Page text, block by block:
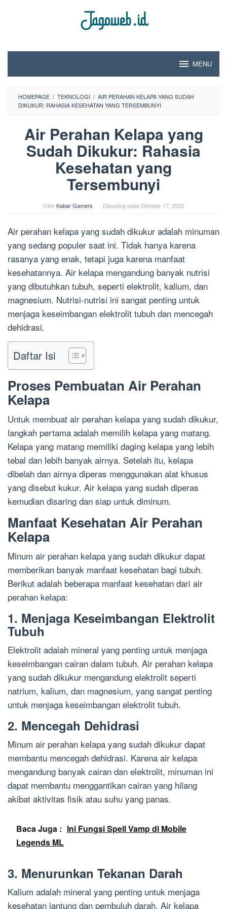
MENU
HOMEPAGE / TEKNOLOGI / AIR PERAHAN KELAPA YANG SUDAH
DIKUKUR: RAHASIA KESEHATAN YANG TERSEMBUNYI
Air Perahan Kelapa yang
Sudah Dikukur: Rahasia
Kesehatan yang
Tersembunyi
OlehKabar Gamers Diposting pada Oktober 17, 2023
Air perahan kelapa yang sudah dikukur adalah minuman
yang sedang populer saat ini. Tidak hanya karena
rasanya yang enak, tetapi juga karena manfaat
kesehatannya. Air kelapa mengandung banyak nutrisi
yang dibutuhkan tubuh, seperti elektrolit, kalium, dan
magnesium. Nutrisi-nutrisi ini sangat penting untuk
menjaga keseimbangan elektrolit tubuh dan mencegah
dehidrasi.
Daftar Isi
Proses Pembuatan Air Perahan
Kelapa
Untuk membuat air perahan kelapa yang sudah dikukur,
langkah pertama adalah memilih kelapa yang matang.
Kelapa yang matang memiliki daging kelapa yang lebih
tebal dan lebih banyak airnya. Setelah itu, kelapa
dibelah dan airnya diperas menggunakan alat khusus
yang disebut kukur. Air kelapa yang sudah diperas
kemudian disaring dan siap untuk diminum.
Manfaat Kesehatan Air Perahan
Kelapa
Minum air perahan kelapa yang sudah dikukur dapat
memberikan banyak manfaat kesehatan bagi tubuh.
Berikut adalah beberapa manfaat kesehatan dari air
perahan kelapa:
1. Menjaga Keseimbangan Elektrolit
Tubuh
Elektrolit adalah mineral yang penting untuk menjaga
keseimbangan cairan dalam tubuh. Air perahan kelapa
yang sudah dikukur mengandung elektrolit seperti
natrium, kalium, dan magnesium, yang sangat penting
untuk menjaga keseimbangan elektrolit tubuh.
2. Mencegah Dehidrasi
Minum air perahan kelapa yang sudah dikukur dapat
membantu mencegah dehidrasi. Karena air kelapa
mengandung banyak cairan dan elektrolit, minuman ini
dapat membantu menggantikan cairan yang hilang
akibat aktivitas fisik atau suhu yang panas.
Baca Juga : Ini Fungsi Spell Vamp di Mobile
Legends ML
3. Menurunkan Tekanan Darah
Kalium adalah mineral yang penting untuk menjaga
kesehatan jantung dan pembuluh darah. Air kelapa